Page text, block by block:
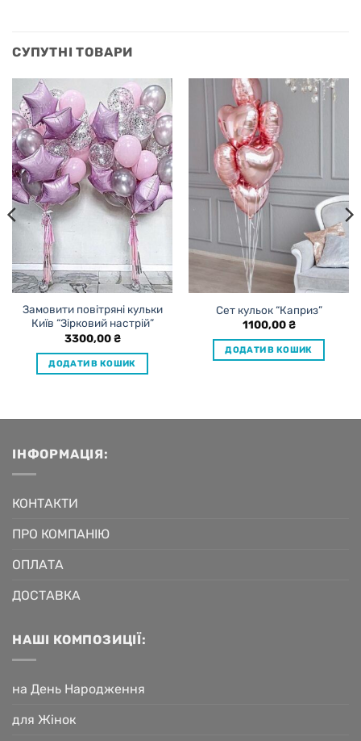
СУПУТНІ ТОВАРИ
Замовити повітряні кульки
Київ “Зірковий настрій”
3300,00₴
ДОДАТИ В КОШИК
Сет кульок “Каприз”
1100,00₴
ДОДАТИ В КОШИК
ІНФОРМАЦІЯ:
КОНТАКТИ
ПРО КОМПАНІЮ
ОПЛАТА
ДОСТАВКА
НАШІ КОМПОЗИЦІЇ:
на День Народження
для Жінок